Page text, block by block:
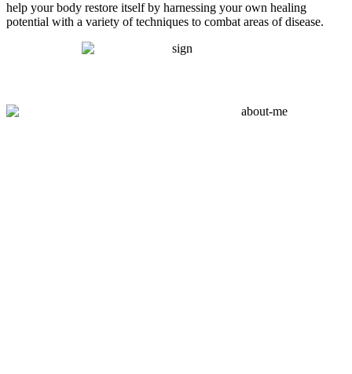
help your body restore itself by harnessing your own healing
potential with a variety of techniques to combat areas of disease.